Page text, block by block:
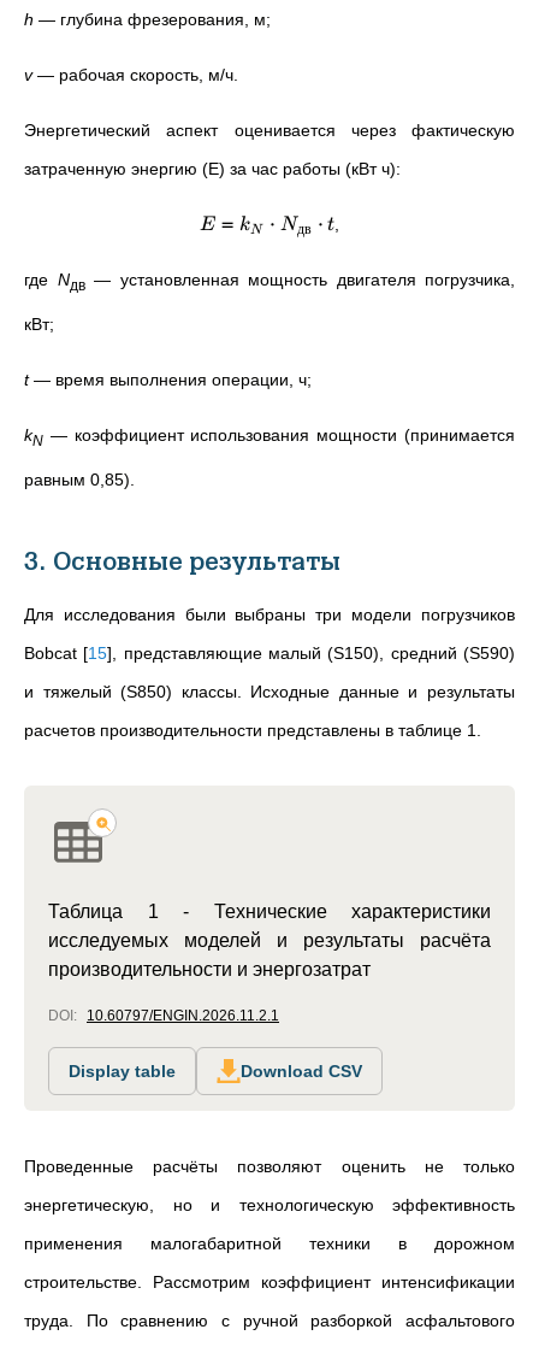
h — глубина фрезерования, м;
v — рабочая скорость, м/ч.
Энергетический аспект оценивается через фактическую
затраченную энергию (E) за час работы (кВт ч):
E = kN ⋅ Nдв ⋅ t,
где Nдв — установленная мощность двигателя погрузчика,
кВт;
t — время выполнения операции, ч;
kN —коэффициент использования мощности (принимается
равным 0,85).
3. Основные результаты
Для исследования были выбраны три модели погрузчиков
Bobcat [15] , представляющие малый (S150), средний (S590)
и тяжелый (S850) классы. Исходные данные и результаты
расчетов производительности представлены в таблице 1.
Таблица 1 - Технические характеристики
исследуемых моделей и результаты расчёта
производительности и энергозатрат
DOI: 10.60797/ENGIN.2026.11.2.1
Display table Download CSV
Проведенные расчёты позволяют оценить не только
энергетическую, но и технологическую эффективность
применения малогабаритной техники в дорожном
строительстве. Рассмотрим коэффициент интенсификации
труда. По сравнению с ручной разборкой асфальтового